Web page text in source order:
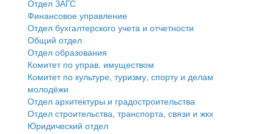
Государственные услуги
Промышленность и АПК
Экономика и бизнес
Символика
Устав
Гостям округа
Туризм
Культура
муниципального округа Тверской области
Администрация Кашинского муниципального округа
Тверской области
Управление сельскими территориями
Открытые данные
Финансовое управление
Бюджет для граждан
Имущество
Выявление правообладателей ранее учтенных
объектов недвижимости
Отдел ЗАГС
Финансовое управление
Отдел бухгалтерского учета и отчетности
Общий отдел
Отдел образования
Комитет по управ. имуществом
Комитет по культуре, туризму, спорту и делам
молодёжи
Отдел архитектуры и градостроительства
Отдел строительства, транспорта, связи и жкх
Юридический отдел